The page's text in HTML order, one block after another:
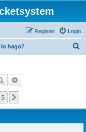
Login
Register
lo hago?
Search
5